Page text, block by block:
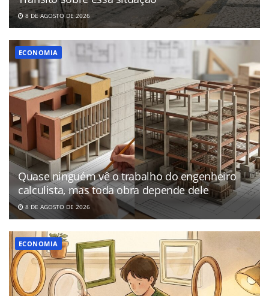
8 DE AGOSTO DE 2026
ECONOMIA
Quase ninguém vê o trabalho do engenheiro
calculista, mas toda obra depende dele
8 DE AGOSTO DE 2026
ECONOMIA